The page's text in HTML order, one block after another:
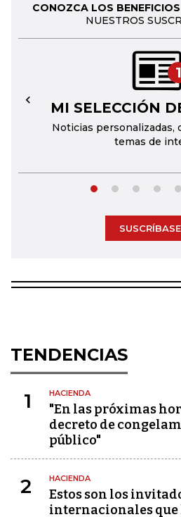
CONOZCA LOS
NUESTROS
1
MI SELECCIÓN
Noticias personalizadas,
temas de
←
TENDENCIAS
1 HACIENDA
"En las próximas
decreto de
público"
2 HACIENDA
Estos son los
internacionales que